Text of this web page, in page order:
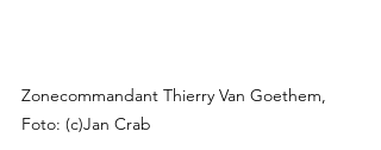
Zonecommandant Thierry Van Goethem,
Foto: (c)Jan Crab